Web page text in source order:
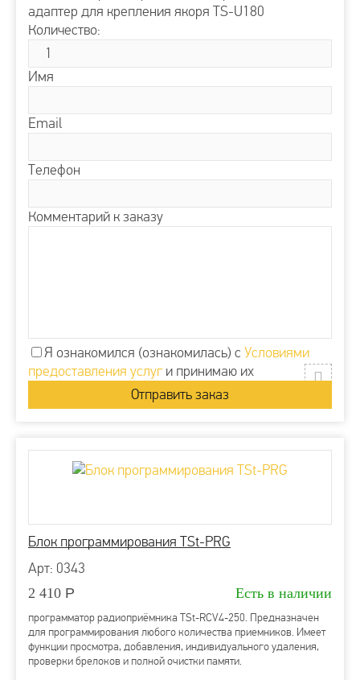
адаптер для крепления якоря TS-U180
Количество:
Имя
Email
Телефон
Комментарий к заказу
Я ознакомился (ознакомилась) с Условиями
предоставления услуги принимаю их
Блок программирования TSt-PRG
Арт: 0343
2 410 Р Есть в наличии
программатор радиоприёмника TSt-RCV4-250. Предназначен
для программирования любого количества приемников. Имеет
функции просмотра, добавления, индивидуального удаления,
проверки брелоков и полной очистки памяти.